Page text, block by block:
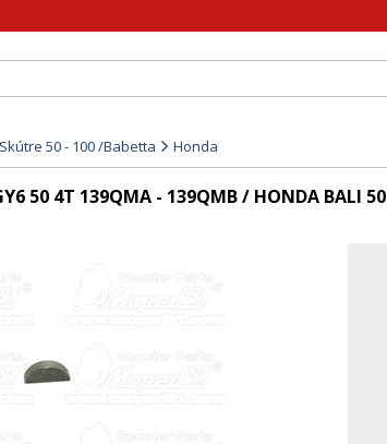
50 - 100 /Babetta Honda
50 4T 139QMA - 139QMB / HONDA BALI